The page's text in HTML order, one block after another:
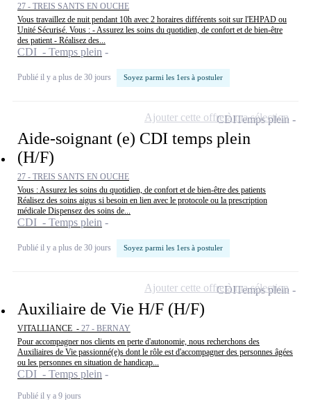
27 - TREIS SANTS EN OUCHE
Vous travaillez de nuit pendant 10h avec 2 horaires différents soit sur l'EHPAD ou
Unité Sécurisé. Vous : - Assurez les soins du quotidien, de confort et de bien-être
des patient - Réalisez des...
CDI - Temps plein
Publié il y a plus de 30 jours Soyez parmi les 1ers à postuler
Aide-soignant (e) CDI temps plein
(H/F)
27 - TREIS SANTS EN OUCHE
Vous : Assurez les soins du quotidien, de confort et de bien-être des patients
Réalisez des soins aigus si besoin en lien avec le protocole ou la prescription
médicale Dispensez des soins de...
CDI - Temps plein
Publié il y a plus de 30 jours Soyez parmi les 1ers à postuler
CDITemps plein
Ajouter cette offre à ma sélection
Auxiliaire de Vie H/F (H/F)
VITALLIANCE - 27 - BERNAY
Pour accompagner nos clients en perte d'autonomie, nous recherchons des
Auxiliaires de Vie passionné(e)s dont le rôle est d'accompagner des personnes âgées
ou les personnes en situation de handicap...
CDI - Temps plein
Publié il y a 9 jours
CDITemps plein
Ajouter cette offre à ma sélection